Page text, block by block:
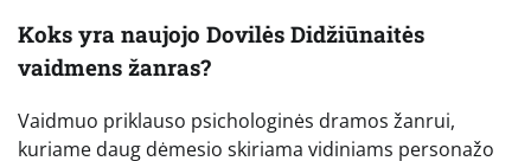
Koks yra naujojo Dovilės Didžiūnaitės
vaidmens žanras?
Vaidmuo priklauso psichologinės dramos žanrui,
kuriame daug dėmesio skiriama vidiniams personažo